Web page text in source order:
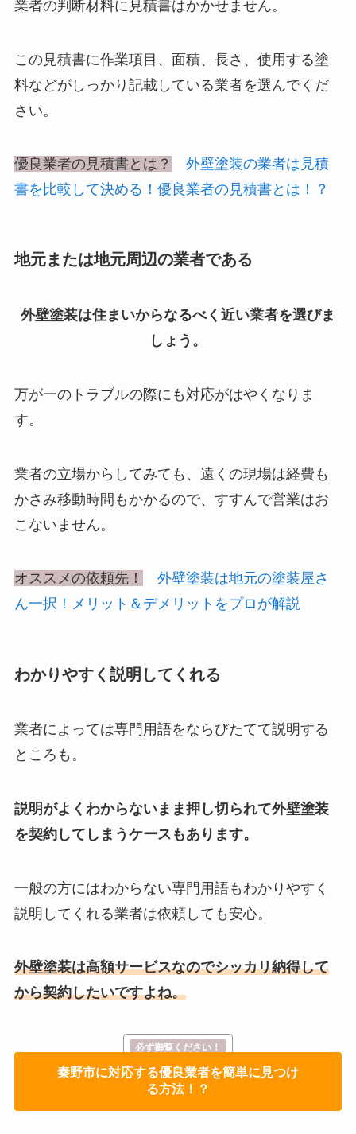
業者の判断材料に見積書はかかせません。
この見積書に作業項目、面積、長さ、使用する塗
料などがしっかり記載している業者を選んでくだ
さい。
優良業者の見積書とは？
外壁塗装の業者は見積
書を比較して決める！優良業者の見積書とは！？
地元または地元周辺の業者である
外壁塗装は住まいからなるべく近い業者を選びま
しょう。
万が一のトラブルの際にも対応がはやくなりま
す。
業者の立場からしてみても、遠くの現場は経費も
かさみ移動時間もかかるので、すすんで営業はお
こないません。
オススメの依頼先！
外壁塗装は地元の塗装屋さ
ん一択！メリット＆デメリットをプロが解説
わかりやすく説明してくれる
業者によっては専門用語をならびたてて説明する
ところも。
説明がよくわからないまま押し切られて外壁塗装
を契約してしまうケースもあります。
一般の方にはわからない専門用語もわかりやすく
説明してくれる業者は依頼しても安心。
外壁塗装は高額サービスなのでシッカリ納得して
から契約したいですよね。
必ず御覧ください！
秦野市に対応する優良業者を簡単に見つけ
る方法！？